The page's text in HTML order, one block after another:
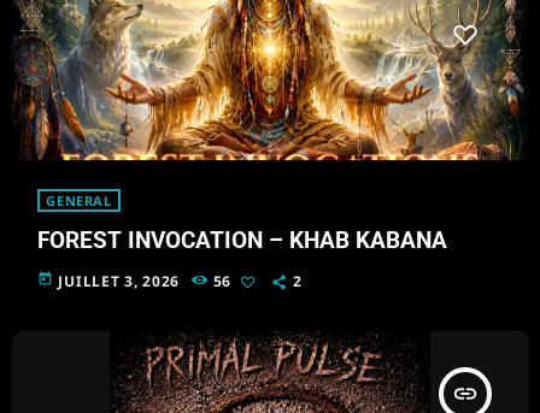
GENERAL
FOREST INVOCATION – KHAB KABANA
today JUILLET 3, 2026 56 2
insert_link